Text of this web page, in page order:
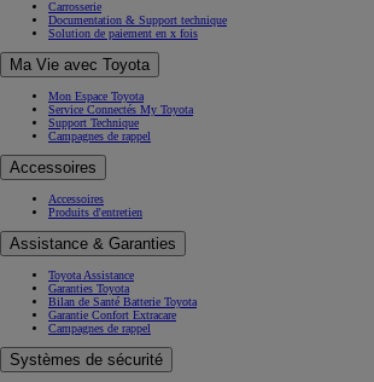
Carrosserie
Documentation & Support technique
Solution de paiement en x fois
Ma Vie avec Toyota
Mon Espace Toyota
Service Connectés My Toyota
Support Technique
Campagnes de rappel
Accessoires
Accessoires
Produits d'entretien
Assistance & Garanties
Toyota Assistance
Garanties Toyota
Bilan de Santé Batterie Toyota
Garantie Confort Extracare
Campagnes de rappel
Systèmes de sécurité